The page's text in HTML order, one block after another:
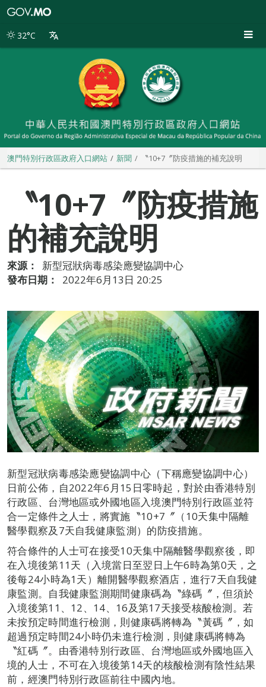
別
32°C
澳門特別行政區政府入口網站 新聞 〝10+7〞防疫措施的補充說明
〝10+7〞防疫措施
的補充說明
來源：
新型冠狀病毒感染應變協調中心
發布日期：
2022年6月13日 20:25
新型冠狀病毒感染應變協調中心（下稱應變協調中心）
日前公佈，自2022年6月15日零時起，對於由香港特別
行政區、台灣地區或外國地區入境澳門特別行政區並符
合一定條件之人士，將實施〝10+7〞（10天集中隔離
醫學觀察及7天自我健康監測）的防疫措施。
符合條件的人士可在接受10天集中隔離醫學觀察後，即
在入境後第11天（入境當日至翌日上午6時為第0天，之
後每24小時為1天）離開醫學觀察酒店，進行7天自我健
康監測。自我健康監測期間健康碼為〝綠碼〞，但須於
入境後第11、12、14、16及第17天接受核酸檢測。若
未按預定時間進行檢測，則健康碼將轉為〝黃碼〞，如
超過預定時間24小時仍未進行檢測，則健康碼將轉為
〝紅碼〞。由香港特別行政區、台灣地區或外國地區入
境的人士，不可在入境後第14天的核酸檢測有陰性結果
前，經澳門特別行政區前往中國內地。